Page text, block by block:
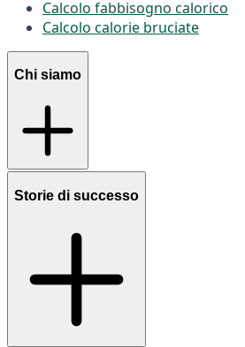
Calcolo fabbisogno calorico
Calcolo calorie bruciate
Chi siamo
Storie di successo